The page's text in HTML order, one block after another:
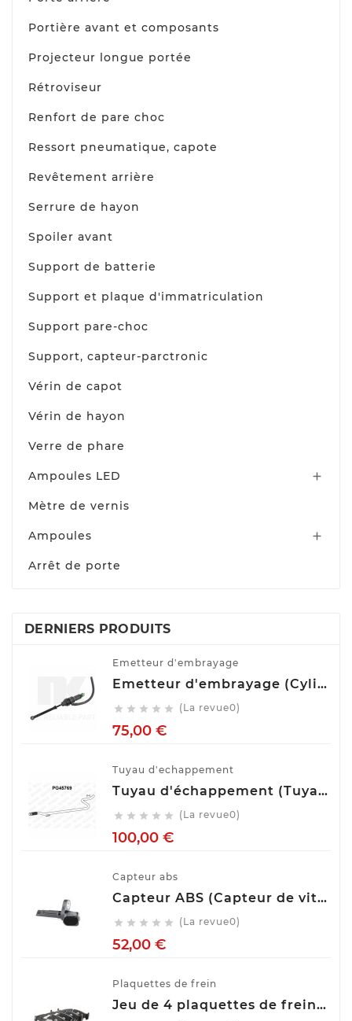
Portière avant et composants
Projecteur longue portée
Rétroviseur
Renfort de pare choc
Ressort pneumatique, capote
Revêtement arrière
Serrure de hayon
Spoiler avant
Support de batterie
Support et plaque d'immatriculation
Support pare-choc
Support, capteur-parctronic
Vérin de capot
Vérin de hayon
Verre de phare
Ampoules LED 
Mètre de vernis
Ampoules 
Arrêt de porte
DERNIERS PRODUITS
Emetteur d'embrayage
Emetteur d'embrayage (Cylindre émetteur de débrayage) NK 832508
     (La revue0)
75,00 €Prix
Tuyau d'echappement
Tuyau d'échappement (Tuyau d'échappement) VENEPORTE PG45769
     (La revue0)
100,00 €Prix
Capteur abs
Capteur ABS (Capteur de vitesse de roue) BOSCH 0 265 007 928
     (La revue0)
52,00 €Prix
Plaquettes de frein
Jeu de 4 plaquettes de frein ATE 13.0460-7275.2